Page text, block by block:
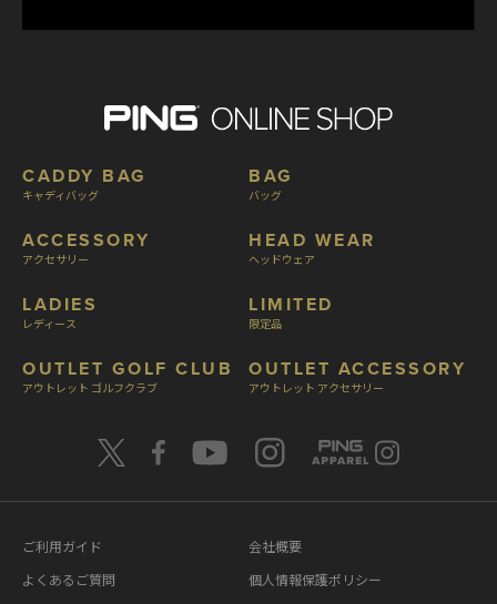
CADDY BAG
キャディバッグ
ACCESSORY
アクセサリー
LADIES
レディース
OUTLET GOLF CLUB
アウトレット ゴルフクラブ
BAG
バッグ
HEAD WEAR
ヘッドウェア
LIMITED
限定品
OUTLET ACCESSORY
アウトレット アクセサリー
ご利用ガイド
よくあるご質問
会社概要
個人情報保護ポリシー